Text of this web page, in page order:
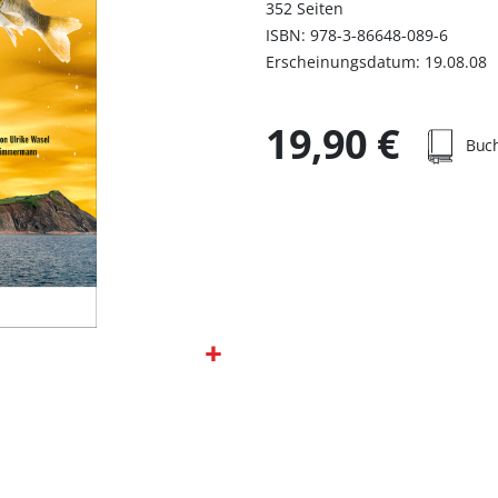
352 Seiten
ISBN: 978-3-86648-089-6
Erscheinungsdatum: 19.08.08
19,90 €